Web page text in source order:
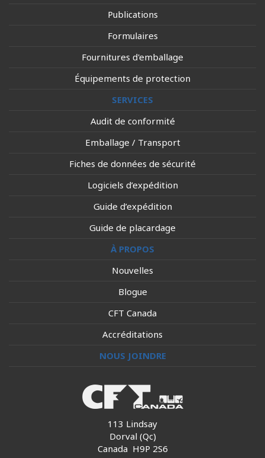
Publications
Formulaires
Fournitures d'emballage
Équipements de protection
SERVICES
Audit de conformité
Emballage / Transport
Fiches de données de sécurité
Logiciels d’expédition
Guide d’expédition
Guide de placardage
À PROPOS
Nouvelles
Blogue
CFT Canada
Accréditations
NOUS JOINDRE
113 Lindsay
Dorval (Qc)
Canada H9P 2S6